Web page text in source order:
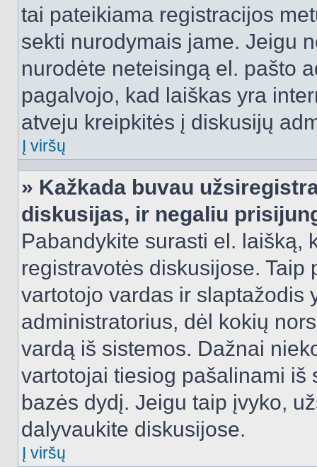
tai pateikiama registracijos
sekti nurodymais jame. Jeigu
nurodėte neteisingą el. pašto
pagalvojo, kad laiškas yra
atveju kreipkitės į diskusijų
Į viršų
» Kažkada buvau
diskusijas, ir negaliu
Pabandykite surasti el. laišką,
registravotės diskusijose.
vartotojo vardas ir slaptažodis
administratorius, dėl kokių
vardą iš sistemos. Dažnai
vartotojai tiesiog pašalinami iš
bazės dydį. Jeigu taip įvyko,
dalyvaukite diskusijose.
Į viršų